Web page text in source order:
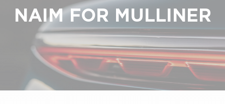
NAIM FOR MULLINER